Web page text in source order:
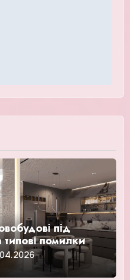
під
типові помилки